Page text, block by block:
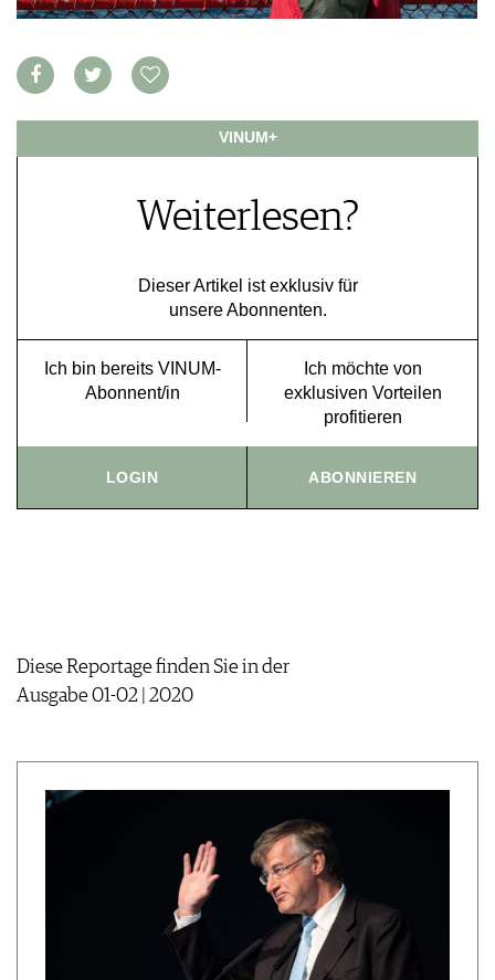
MEDIATHEK
BILDSTRECKEN
NEWS
TRINKREIFETABELLE
ABO
WEINSUCHE
JOBS
FAQ
VINUM+
Weiterlesen?
Dieser Artikel ist exklusiv für
unsere Abonnenten.
Ich bin bereits VINUM-
Abonnent/in
Ich möchte von
exklusiven Vorteilen
profitieren
LOGIN ABONNIEREN
Diese Reportage finden Sie in der
Ausgabe 01-02 | 2020